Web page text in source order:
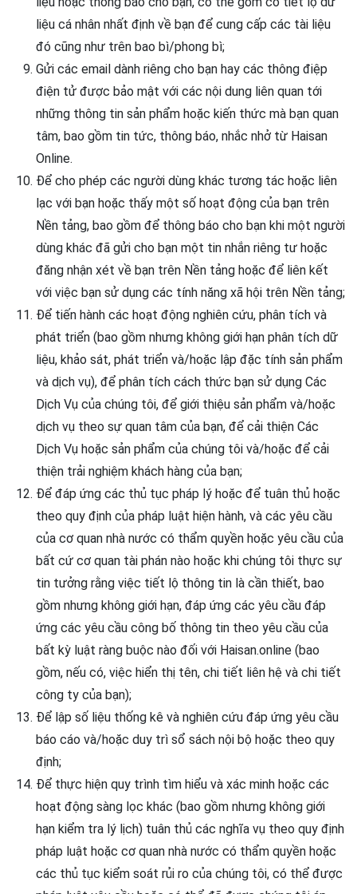
liệu cá nhân nhất định về bạn để cung cấp các tài liệu
đó cũng như trên bao bì/phong bì;
Gửi các email dành riêng cho bạn hay các thông điệp
điện tử được bảo mật với các nội dung liên quan tới
những thông tin sản phẩm hoặc kiến thức mà bạn quan
tâm, bao gồm tin tức, thông báo, nhắc nhở từ Haisan
Online.
Để cho phép các người dùng khác tương tác hoặc liên
lạc với bạn hoặc thấy một số hoạt động của bạn trên
Nền tảng, bao gồm để thông báo cho bạn khi một người
dùng khác đã gửi cho bạn một tin nhắn riêng tư hoặc
đăng nhận xét về bạn trên Nền tảng hoặc để liên kết
với việc bạn sử dụng các tính năng xã hội trên Nền tảng;
Để tiến hành các hoạt động nghiên cứu, phân tích và
phát triển (bao gồm nhưng không giới hạn phân tích dữ
liệu, khảo sát, phát triển và/hoặc lập đặc tính sản phẩm
và dịch vụ), để phân tích cách thức bạn sử dụng Các
Dịch Vụ của chúng tôi, để giới thiệu sản phẩm và/hoặc
dịch vụ theo sự quan tâm của bạn, để cải thiện Các
Dịch Vụ hoặc sản phẩm của chúng tôi và/hoặc để cải
thiện trải nghiệm khách hàng của bạn;
Để đáp ứng các thủ tục pháp lý hoặc để tuân thủ hoặc
theo quy định của pháp luật hiện hành, và các yêu cầu
của cơ quan nhà nước có thẩm quyền hoặc yêu cầu của
bất cứ cơ quan tài phán nào hoặc khi chúng tôi thực sự
tin tưởng rằng việc tiết lộ thông tin là cần thiết, bao
gồm nhưng không giới hạn, đáp ứng các yêu cầu đáp
ứng các yêu cầu công bố thông tin theo yêu cầu của
bất kỳ luật ràng buộc nào đối với Haisan.online (bao
gồm, nếu có, việc hiển thị tên, chi tiết liên hệ và chi tiết
công ty của bạn);
Để lập số liệu thống kê và nghiên cứu đáp ứng yêu cầu
báo cáo và/hoặc duy trì sổ sách nội bộ hoặc theo quy
định;
Để thực hiện quy trình tìm hiểu và xác minh hoặc các
hoạt động sàng lọc khác (bao gồm nhưng không giới
hạn kiểm tra lý lịch) tuân thủ các nghĩa vụ theo quy định
pháp luật hoặc cơ quan nhà nước có thẩm quyền hoặc
các thủ tục kiểm soát rủi ro của chúng tôi, có thể được